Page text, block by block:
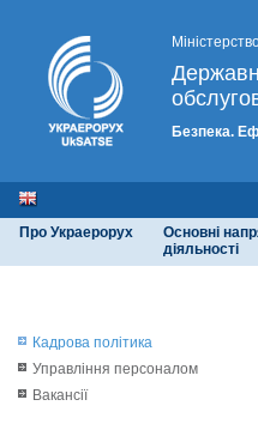
Безпека.
Про Украерорух
Основні
діяльності
Кадрова політика
Управління персоналом
Вакансії